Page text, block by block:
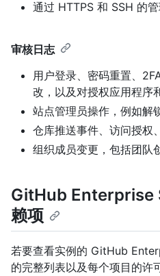
通过 HTTPS 和 SSH 的
审核日志
用户登录、密码重置、
改，以及对授权应用程序
站点管理员操作，例如解
仓库推送事件、访问授权
组织成员变更，包括团队
GitHub Enterprise
赖项
若要查看实例的 GitHub
的完整列表以及每个项目的许